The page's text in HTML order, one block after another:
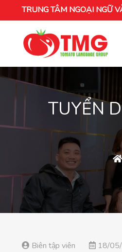
TRUNG TÂM NGOẠI NGỮ
TUYỂN
Biên tập viên 18/